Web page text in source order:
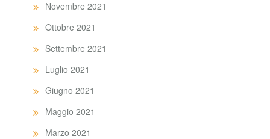
Novembre 2021
Ottobre 2021
Settembre 2021
Luglio 2021
Giugno 2021
Maggio 2021
Marzo 2021